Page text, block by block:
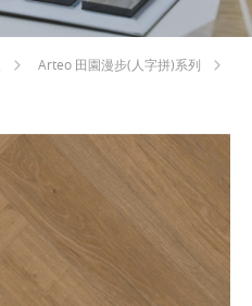
Arteo 田園漫步(人字拼)系列